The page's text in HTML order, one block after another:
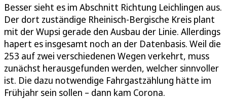
Besser sieht es im Abschnitt Richtung Leichlingen aus.
Der dort zuständige Rheinisch-Bergische Kreis plant
mit der Wupsi gerade den Ausbau der Linie. Allerdings
hapert es insgesamt noch an der Datenbasis. Weil die
253 auf zwei verschiedenen Wegen verkehrt, muss
zunächst herausgefunden werden, welcher sinnvoller
ist. Die dazu notwendige Fahrgastzählung hätte im
Frühjahr sein sollen – dann kam Corona.